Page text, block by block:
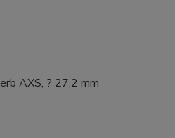
AXS, ? 27,2 mm